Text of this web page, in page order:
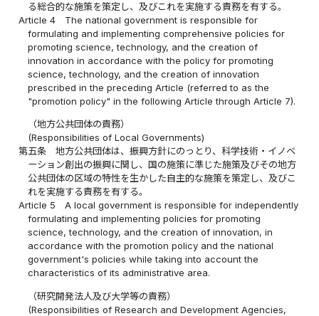
る総合的な施策を策定し、及びこれを実施する責務を有する。
Article 4
The national government is responsible for
formulating and implementing comprehensive policies for
promoting science, technology, and the creation of
innovation in accordance with the policy for promoting
science, technology, and the creation of innovation
prescribed in the preceding Article (referred to as the
"promotion policy" in the following Article through Article 7).
（地方公共団体の責務）
(Responsibilities of Local Governments)
第五条
地方公共団体は、振興方針にのっとり、科学技術・イノベ
ーション創出の振興に関し、国の施策に準じた施策及びその地方
公共団体の区域の特性を生かした自主的な施策を策定し、及びこ
れを実施する責務を有する。
Article 5
A local government is responsible for independently
formulating and implementing policies for promoting
science, technology, and the creation of innovation, in
accordance with the promotion policy and the national
government's policies while taking into account the
characteristics of its administrative area.
（研究開発法人及び大学等の責務）
(Responsibilities of Research and Development Agencies,